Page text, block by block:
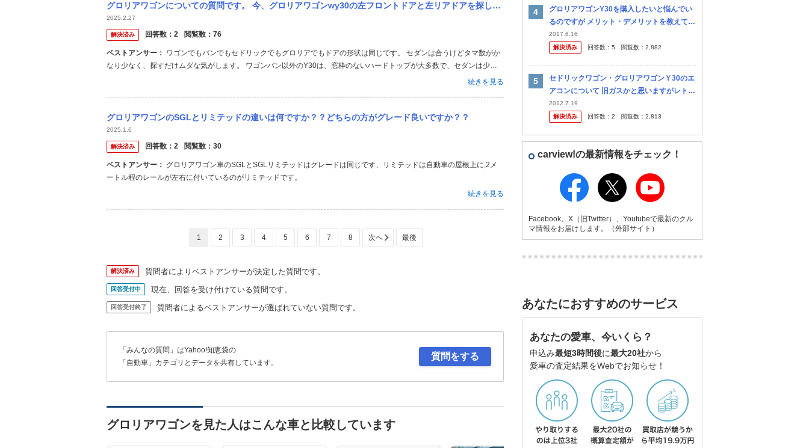
グロリアワゴンについての質問です。 今、グロリアワゴンwy30の左フロントドアと左リアドアを探してます。 同じグロリアワゴンwy30のドアはピッタリあいますか？ また、セドリックワゴンのドアは...
2025.2.27
解決済み 回答数： 2 閲覧数： 76
ベストアンサー：
なり少なく、探すだけムダな気がします。 ワゴンバン以外のY30は、窓枠のないハードトップが大多数で、セダンは少数
続きを見る
グロリアワゴンのSGLとリミテッドの違いは何ですか？？どちらの方がグレード良いですか？？
2025.1.6
解決済み 回答数： 2 閲覧数： 30
ベストアンサー：
ートル程のレールが左右に付いているのがリミテッドです。
続きを見る
1 2 3 4 5 6 7 8
解決済み 質問者によりベストアンサーが決定した質問です。
回答受付中 現在、回答を受け付けている質問です。
回答受付終了 質問者によるベストアンサーが選ばれていない質問です。
「みんなの質問」はYahoo!知恵袋の
「自動車」カテゴリとデータを共有しています。
質問をする
グロリアワゴンを見た人はこんな車と比較しています
グロリアワゴンY30を購入したいと悩んでい
るのですが メリット・デメリットを教えてく
ださい それと気をつける点やオススメな点な
どありましたらお願いします 相場価格なども
2017.6.16
解決済み
回答数： 5 閲覧数： 2,882
セドリックワゴン・グロリアワゴンＹ30のエ
アコンについて 旧ガスかと思いますがレトロ
フィットのキットはありますでしょうか？ 日
産のキットがないという話をきいて質問しま
2012.7.19
解決済み
回答数： 2 閲覧数： 2,813
carview!の最新情報をチェック！
Facebook、X（旧Twitter）、Youtubeで最新のクル
マ情報をお届けします。（外部サイト）
あなたにおすすめのサービス
あなたの愛車、今いくら？
申込み最短3時間後に最大20社から
愛車の査定結果をWebでお知らせ！